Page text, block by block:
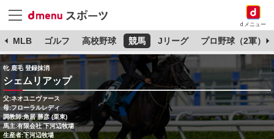
dメニュー
MLB ゴルフ 高校野球 競馬 Jリーグ プロ野球（2軍）
牝 鹿毛 登録抹消
シェムリアップ
父:ネオユニヴァース
母:フローラルレディ
調教師:角居 勝彦 (栗東)
馬主:有限会社 下河辺牧場
生産者:下河辺牧場